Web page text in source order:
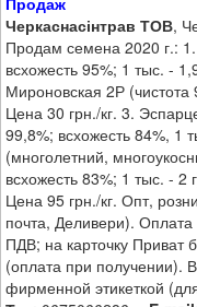
Черкаснасінтрав ТОВ,
Продам семена 2020 г.:
всхожесть 95%; 1 тыс. -
Мироновская 2Р (чистота
Цена 30 грн./кг. 3.
99,8%; всхожесть 84%, 1
(многолетний,
всхожесть 83%; 1 тыс. - 2
Цена 95 грн./кг. Опт,
почта, Деливери).
ПДВ; на карточку Приват
(оплата при получении).
фирменной этикеткой